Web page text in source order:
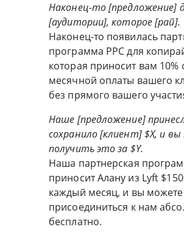
Наконец-то [предложение]
[аудитории], которое [рай].
Наконец-то появилась
программа PPC для
которая приносит вам 10%
месячной оплаты вашего
без прямого вашего
Наше [предложение]
сохранило [клиент] $X, и
получить это за $Y.
Наша партнерская
приносит Алану из Lyft
каждый месяц, и вы можете
присоединиться к нам
бесплатно.